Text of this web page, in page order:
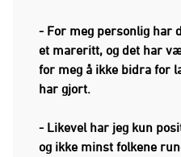
- For meg personlig har
et mareritt, og det har
for meg å ikke bidra for
har gjort.
- Likevel har jeg kun
og ikke minst folkene